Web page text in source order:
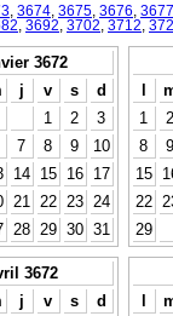
3674 3675 3676 3677
3692 3702 3712
3672
j v s
d
1
2
3
7 8 9
10
14 15 16
17
21 22 23
24
28 29 30 31
l
1
2
8
9
15
22
29
3672
j v s
d
l